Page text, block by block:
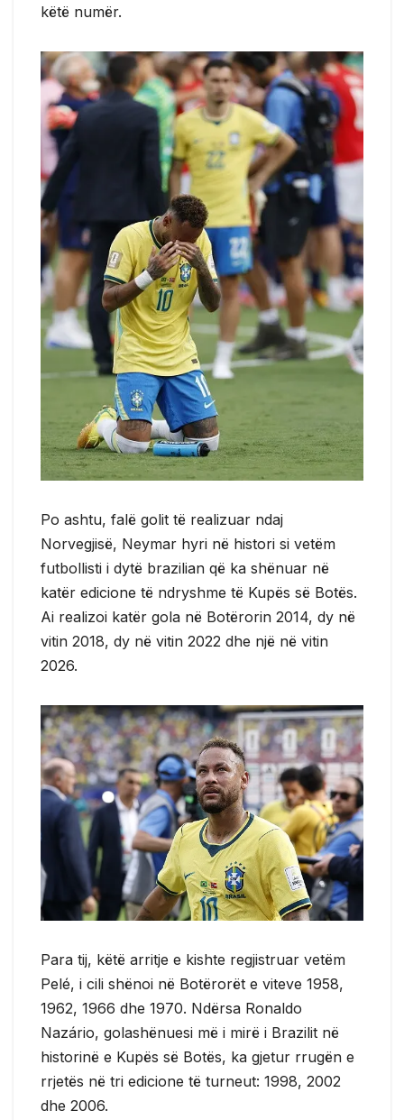
këtë numër.
Po ashtu, falë golit të realizuar ndaj
Norvegjisë, Neymar hyri në histori si vetëm
futbollisti i dytë brazilian që ka shënuar në
katër edicione të ndryshme të Kupës së Botës.
Ai realizoi katër gola në Botërorin 2014, dy në
vitin 2018, dy në vitin 2022 dhe një në vitin
2026.
Para tij, këtë arritje e kishte regjistruar vetëm
Pelé, i cili shënoi në Botërorët e viteve 1958,
1962, 1966 dhe 1970. Ndërsa Ronaldo
Nazário, golashënuesi më i mirë i Brazilit në
historinë e Kupës së Botës, ka gjetur rrugën e
rrjetës në tri edicione të turneut: 1998, 2002
dhe 2006.